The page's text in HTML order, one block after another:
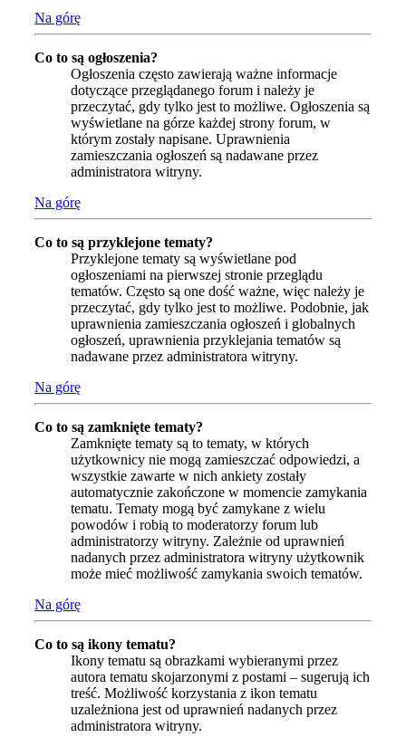
Na górę
Co to są ogłoszenia?
Ogłoszenia często zawierają ważne informacje
dotyczące przeglądanego forum i należy je
przeczytać, gdy tylko jest to możliwe. Ogłoszenia są
wyświetlane na górze każdej strony forum, w
którym zostały napisane. Uprawnienia
zamieszczania ogłoszeń są nadawane przez
administratora witryny.
Na górę
Co to są przyklejone tematy?
Przyklejone tematy są wyświetlane pod
ogłoszeniami na pierwszej stronie przeglądu
tematów. Często są one dość ważne, więc należy je
przeczytać, gdy tylko jest to możliwe. Podobnie, jak
uprawnienia zamieszczania ogłoszeń i globalnych
ogłoszeń, uprawnienia przyklejania tematów są
nadawane przez administratora witryny.
Na górę
Co to są zamknięte tematy?
Zamknięte tematy są to tematy, w których
użytkownicy nie mogą zamieszczać odpowiedzi, a
wszystkie zawarte w nich ankiety zostały
automatycznie zakończone w momencie zamykania
tematu. Tematy mogą być zamykane z wielu
powodów i robią to moderatorzy forum lub
administratorzy witryny. Zależnie od uprawnień
nadanych przez administratora witryny użytkownik
może mieć możliwość zamykania swoich tematów.
Na górę
Co to są ikony tematu?
Ikony tematu są obrazkami wybieranymi przez
autora tematu skojarzonymi z postami – sugerują ich
treść. Możliwość korzystania z ikon tematu
uzależniona jest od uprawnień nadanych przez
administratora witryny.